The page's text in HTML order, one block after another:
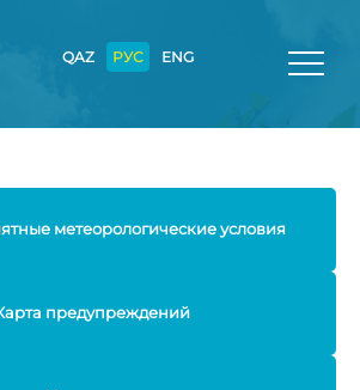
QAZ РУС ENG
метеорологические условия
предупреждений